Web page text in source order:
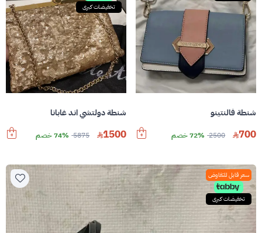
شنطة فالنتينو
700
2500 72% خصم
تخفيضات كبرى
شنطة دولتشي اند غابانا
1500
5875 74% خصم
سعر قابل للتفاوض
تخفيضات كبرى